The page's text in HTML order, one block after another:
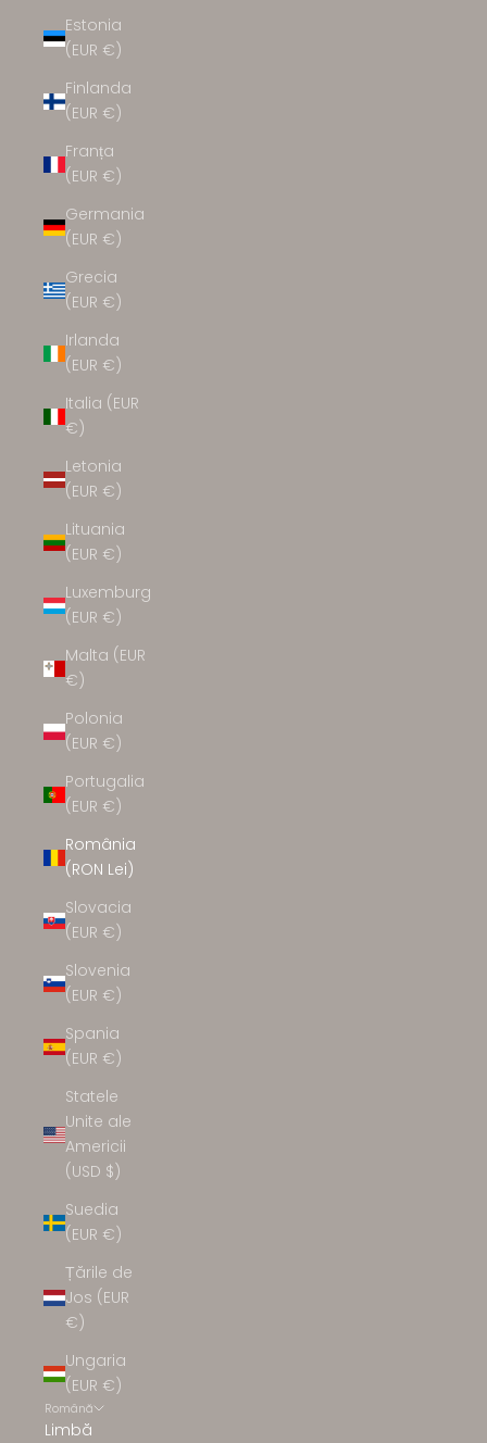
Estonia
(EUR €)
Finlanda
(EUR €)
Franța
(EUR €)
Germania
(EUR €)
Grecia
(EUR €)
Irlanda
(EUR €)
Italia (EUR
€)
Letonia
(EUR €)
Lituania
(EUR €)
Luxemburg
(EUR €)
Malta (EUR
€)
Polonia
(EUR €)
Portugalia
(EUR €)
România
(RON Lei)
Slovacia
(EUR €)
Slovenia
(EUR €)
Spania
(EUR €)
Statele
Unite ale
Americii
(USD $)
Suedia
(EUR €)
Țările de
Jos (EUR
€)
Ungaria
(EUR €)
Română
Limbă